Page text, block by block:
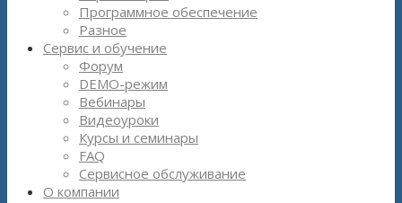
Программное обеспечение
Разное
Сервис и обучение
Форум
DEMO-режим
Вебинары
Видеоуроки
Курсы и семинары
FAQ
Сервисное обслуживание
О компании